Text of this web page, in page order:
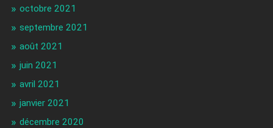
octobre 2021
septembre 2021
août 2021
juin 2021
avril 2021
janvier 2021
décembre 2020